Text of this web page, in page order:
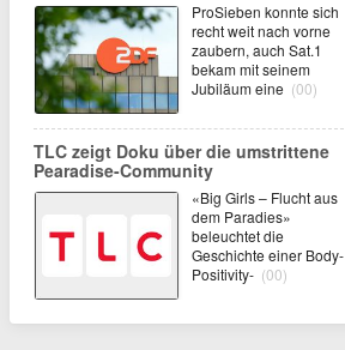
ProSieben konnte sich
recht weit nach vorne
zaubern, auch Sat.1
bekam mit seinem
Jubiläum eine (00)
TLC zeigt Doku über die umstrittene
Pearadise-Community
«Big Girls – Flucht aus
dem Paradies»
beleuchtet die
Geschichte einer Body-
Positivity- (00)